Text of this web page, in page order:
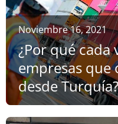
Noviembre 16, 2021
¿Por qué cada
empresas
desde Turquía?